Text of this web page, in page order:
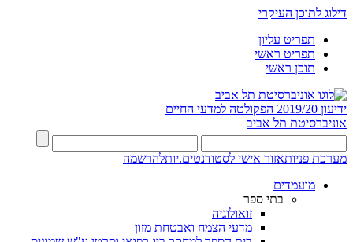
דילוג לתוכן העיקרי
תפריט עליון
תפריט ראשי
תוכן ראשי
ידיעון 2019/20
הפקולטה למדעי החיים
אוניברסיטת תל אביב
מערכת פניותאזור אישי לסטודנטים.יותלהרשמה
מועמדים
בתי ספר
זואולוגיה
מדעי הצמח ואבטחת מזון